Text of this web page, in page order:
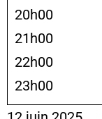
20h00
21h00
22h00
23h00